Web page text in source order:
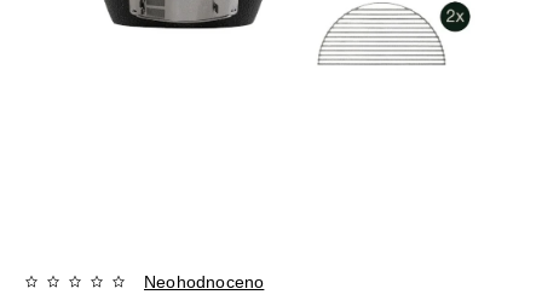
Neohodnoceno